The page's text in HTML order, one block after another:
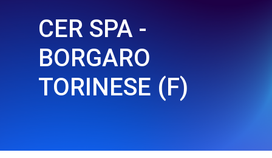
CER SPA -
BORGARO
TORINESE (F)